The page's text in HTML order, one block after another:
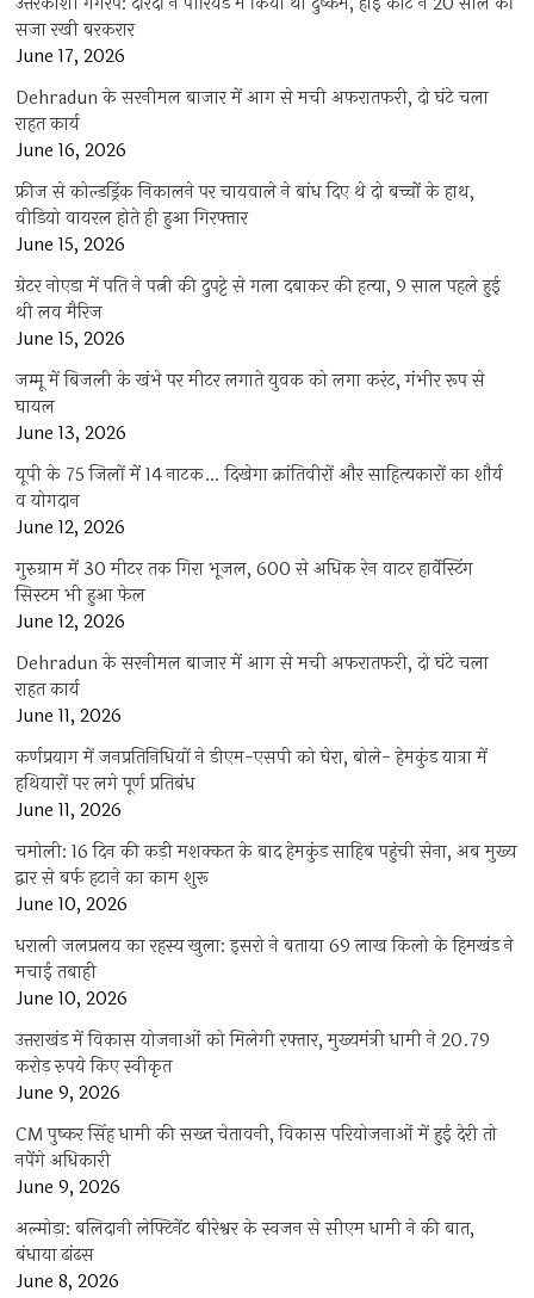
सजा रखी बरकरार
June 17, 2026
Dehradun के सरनीमल बाजार में आग से मची अफरातफरी, दो घंटे चला
राहत कार्य
June 16, 2026
फ्रीज से कोल्डड्रिंक निकालने पर चायवाले ने बांध दिए थे दो बच्चों के हाथ,
वीडियो वायरल होते ही हुआ गिरफ्तार
June 15, 2026
ग्रेटर नोएडा में पति ने पत्नी की दुपट्टे से गला दबाकर की हत्या, 9 साल पहले हुई
थी लव मैरिज
June 15, 2026
जम्मू में बिजली के खंभे पर मीटर लगाते युवक को लगा करंट, गंभीर रूप से
घायल
June 13, 2026
यूपी के 75 जिलों में 14 नाटक… दिखेगा क्रांतिवीरों और साहित्यकारों का शौर्य
व योगदान
June 12, 2026
गुरुग्राम में 30 मीटर तक गिरा भूजल, 600 से अधिक रेन वाटर हार्वेस्टिंग
सिस्टम भी हुआ फेल
June 12, 2026
Dehradun के सरनीमल बाजार में आग से मची अफरातफरी, दो घंटे चला
राहत कार्य
June 11, 2026
कर्णप्रयाग में जनप्रतिनिधियों ने डीएम-एसपी को घेरा, बोले- हेमकुंड यात्रा में
हथियारों पर लगे पूर्ण प्रतिबंध
June 11, 2026
चमोली: 16 दिन की कड़ी मशक्कत के बाद हेमकुंड साहिब पहुंची सेना, अब मुख्य
द्वार से बर्फ हटाने का काम शुरू
June 10, 2026
धराली जलप्रलय का रहस्य खुला: इसरो ने बताया 69 लाख किलो के हिमखंड ने
मचाई तबाही
June 10, 2026
उत्तराखंड में विकास योजनाओं को मिलेगी रफ्तार, मुख्यमंत्री धामी ने 20.79
करोड़ रुपये किए स्वीकृत
June 9, 2026
CM पुष्कर सिंह धामी की सख्त चेतावनी, विकास परियोजनाओं में हुई देरी तो
नपेंगे अधिकारी
June 9, 2026
अल्मोड़ा: बलिदानी लेफ्टिनेंट बीरेश्वर के स्वजन से सीएम धामी ने की बात,
बंधाया ढांढस
June 8, 2026